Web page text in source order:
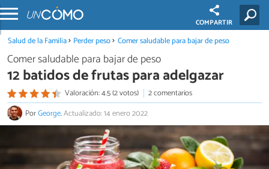
COMPARTIR
Salud de la Familia Perder peso Comer saludable para bajar de peso
Comer saludable para bajar de peso
12 batidos de frutas para adelgazar
Valoración: 4.5 (2 votos)
2 comentarios
PorGeorge.Actualizado: 14 enero 2022